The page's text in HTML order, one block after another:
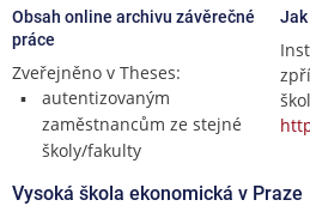
Obsah online archivu závěrečné
práce
Zveřejněno v Theses:
autentizovaným
zaměstnancům ze stejné
školy/fakulty
Vysoká škola ekonomická v Praze